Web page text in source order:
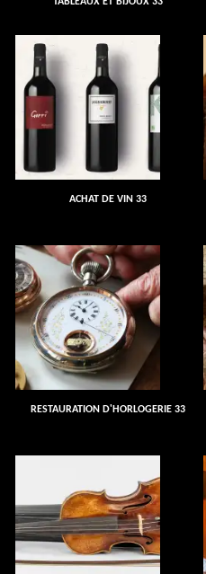
ACHAT DE VIN 33
RESTAURATION D'HORLOGERIE 33